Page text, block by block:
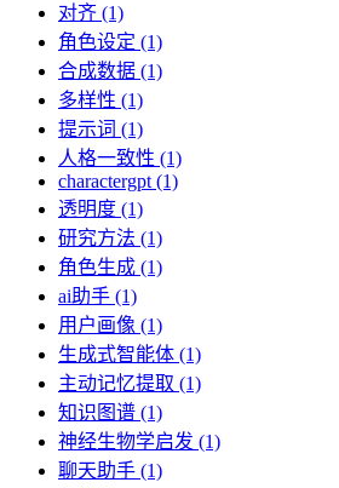
对齐 (1)
角色设定 (1)
合成数据 (1)
多样性 (1)
提示词 (1)
人格一致性 (1)
charactergpt (1)
透明度 (1)
研究方法 (1)
角色生成 (1)
ai助手 (1)
用户画像 (1)
生成式智能体 (1)
主动记忆提取 (1)
知识图谱 (1)
神经生物学启发 (1)
聊天助手 (1)